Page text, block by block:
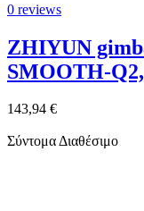
0 reviews
ZHIYUN
SMOOTH-
143,94 €
Σύντομα Διαθέσιμο